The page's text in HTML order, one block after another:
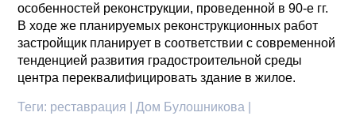
особенностей реконструкции, проведенной в 90-е гг.
В ходе же планируемых реконструкционных работ
застройщик планирует в соответствии с современной
тенденцией развития градостроительной среды
центра переквалифицировать здание в жилое.
Теги: реставрация | Дом Булошникова |